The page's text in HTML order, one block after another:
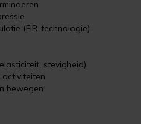
(FIR-technologie)
stevigheid)
bewegen